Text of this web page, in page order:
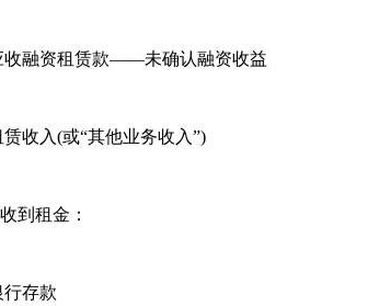
融资租赁款——未确认融资收益
入(或“其他业务收入”)
租金：
存款